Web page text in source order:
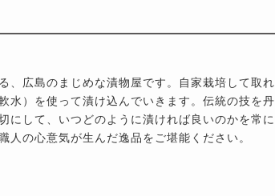
、広島のまじめな漬物屋です。自家栽培して取れ
水）を使って漬け込んでいきます。伝統の技を丹
にして、いつどのように漬ければ良いのかを常に
人の心意気が生んだ逸品をご堪能ください。